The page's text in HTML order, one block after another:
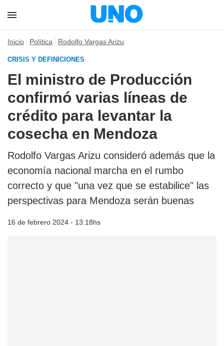
Inicio Política Rodolfo Vargas Arizu
CRISIS Y DEFINICIONES
El ministro de Producción
confirmó varias líneas de
crédito para levantar la
cosecha en Mendoza
Rodolfo Vargas Arizu consideró además que la
economía nacional marcha en el rumbo
correcto y que "una vez que se estabilice" las
perspectivas para Mendoza serán buenas
16 de febrero 2024 - 13:18hs